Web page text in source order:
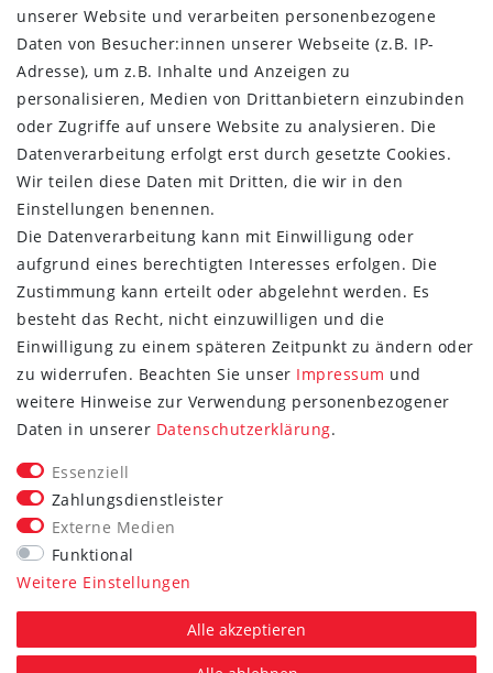
Resckodd
Dernier
Esprit
FOLGE SIE UNS
Vertrag widerrufen
*Alle Preise inkl. gesetzlicher MwSt. zzgl. Versand.
Die durchgestrichenen Preise entsprechen dem UVP des
jeweiligen Herstellers.
unserer Website und verarbeiten personenbezogene
Daten von Besucher:innen unserer Webseite (z.B. IP-
Adresse), um z.B. Inhalte und Anzeigen zu
personalisieren, Medien von Drittanbietern einzubinden
oder Zugriffe auf unsere Website zu analysieren. Die
Datenverarbeitung erfolgt erst durch gesetzte Cookies.
Wir teilen diese Daten mit Dritten, die wir in den
Einstellungen benennen.
Die Datenverarbeitung kann mit Einwilligung oder
aufgrund eines berechtigten Interesses erfolgen. Die
Zustimmung kann erteilt oder abgelehnt werden. Es
besteht das Recht, nicht einzuwilligen und die
Einwilligung zu einem späteren Zeitpunkt zu ändern oder
zu widerrufen. Beachten Sie unser Impressum und
weitere Hinweise zur Verwendung personenbezogener
Daten in unserer Daten­schutz­erklärung.
Essenziell
Zahlungsdienstleister
Externe Medien
Funktional
Weitere Einstellungen
Alle akzeptieren